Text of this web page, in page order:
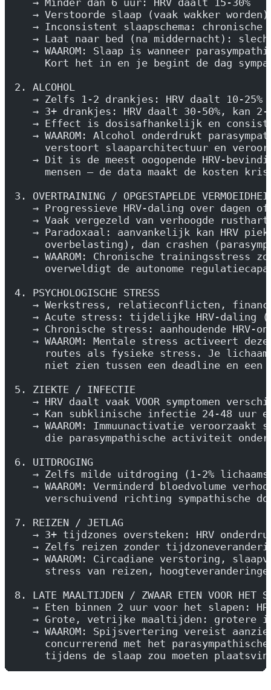
→ Verstoorde slaap (vaak wakker
→ Inconsistent slaapschema: chronische
→ Laat naar bed (na middernacht):
→ WAAROM: Slaap is wanneer
Kort het in en je begint de dag
2. ALCOHOL
→ Zelfs 1-2 drankjes: HRV daalt 10-25%
→ 3+ drankjes: HRV daalt 30-50%, kan
→ Effect is dosisafhankelijk en
→ WAAROM: Alcohol onderdrukt
verstoort slaaparchitectuur en
→ Dit is de meest oogopende HRV-
mensen — de data maakt de kosten
3. OVERTRAINING / OPGESTAPELDE
→ Progressieve HRV-daling over dagen
→ Vaak vergezeld van verhoogde
→ Paradoxaal: aanvankelijk kan HRV
overbelasting), dan crashen
→ WAAROM: Chronische trainingsstress
overweldigt de autonome
4. PSYCHOLOGISCHE STRESS
→ Werkstress, relatieconflicten,
→ Acute stress: tijdelijke HRV-daling
→ Chronische stress: aanhoudende HRV-
→ WAAROM: Mentale stress activeert
routes als fysieke stress. Je
niet zien tussen een deadline en een
5. ZIEKTE / INFECTIE
→ HRV daalt vaak VOOR symptomen
→ Kan subklinische infectie 24-48 uur
→ WAAROM: Immuunactivatie veroorzaakt
die parasympathische activiteit
6. UITDROGING
→ Zelfs milde uitdroging (1-2%
→ WAAROM: Verminderd bloedvolume
verschuivend richting sympathische
7. REIZEN / JETLAG
→ 3+ tijdzones oversteken: HRV
→ Zelfs reizen zonder
→ WAAROM: Circadiane verstoring,
stress van reizen,
8. LATE MAALTIJDEN / ZWAAR ETEN VOOR HET
→ Eten binnen 2 uur voor het slapen:
→ Grote, vetrijke maaltijden: grotere
→ WAAROM: Spijsvertering vereist
concurrerend met het
tijdens de slaap zou moeten